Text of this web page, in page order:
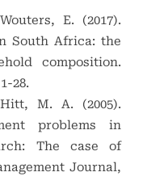
E. (2017).
South Africa: the
composition.
28.
M. A. (2005).
problems in
The case of
Journal,